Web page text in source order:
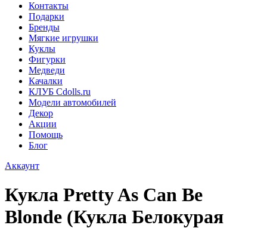
Контакты
Подарки
Бренды
Мягкие игрушки
Куклы
Фигурки
Медведи
Качалки
КЛУБ Cdolls.ru
Модели автомобилей
Декор
Акции
Помощь
Блог
Аккаунт
Кукла Pretty As Can Be
Blonde (Кукла Белокурая